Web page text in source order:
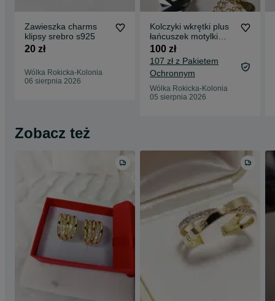
Zawieszka charms
klipsy srebro s925
20 zł
Wólka Rokicka-Kolonia
06 sierpnia 2026
Kolczyki wkrętki plus
łańcuszek motylki
srebro s925
pozłacane
100 zł
107 zł z Pakietem
Ochronnym
Wólka Rokicka-Kolonia
05 sierpnia 2026
Zobacz też